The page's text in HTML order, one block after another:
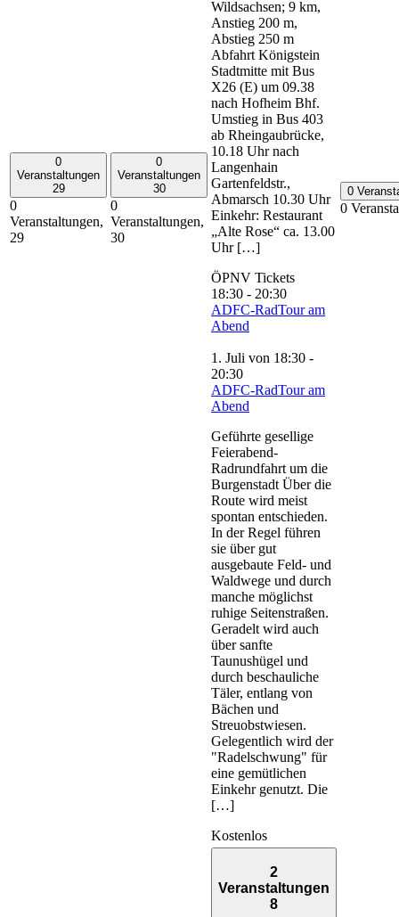
0
Veranstaltungen
29
0
Veranstaltungen,
29
0
Veranstaltungen
30
0
Veranstaltungen,
30
Wildsachsen; 9 km,
Anstieg 200 m,
Abstieg 250 m
Abfahrt Königstein
Stadtmitte mit Bus
X26 (E) um 09.38
nach Hofheim Bhf.
Umstieg in Bus 403
ab Rheingaubrücke,
10.18 Uhr nach
Langenhain
Gartenfeldstr.,
Abmarsch 10.30 Uhr
Einkehr: Restaurant
„Alte Rose“ ca. 13.00
Uhr […]
ÖPNV Tickets
18:30 - 20:30
ADFC-RadTour am
Abend
1. Juli von 18:30 -
20:30
ADFC-RadTour am
Abend
Geführte gesellige
Feierabend-
Radrundfahrt um die
Burgenstadt Über die
Route wird meist
spontan entschieden.
In der Regel führen
sie über gut
ausgebaute Feld- und
Waldwege und durch
manche möglichst
ruhige Seitenstraßen.
Geradelt wird auch
über sanfte
Taunushügel und
durch beschauliche
Täler, entlang von
Bächen und
Streuobstwiesen.
Gelegentlich wird der
"Radelschwung" für
eine gemütlichen
Einkehr genutzt. Die
[…]
Kostenlos
0
0
2
Veranstaltungen
8